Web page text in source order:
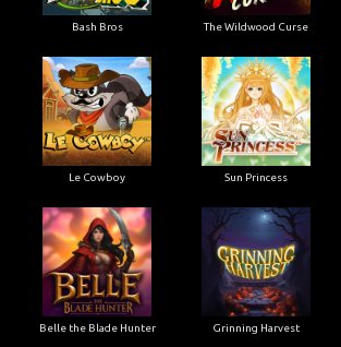
Bash Bros The Wildwood Curse
Le Cowboy Sun Princess
Belle the Blade Hunter Grinning Harvest